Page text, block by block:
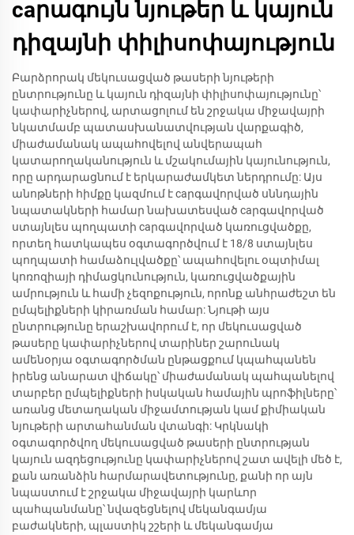
caրագույն նյութեր և կայուն
դիզայնի փիլիսոփայություն
Բարձրորակ մեկուսացված թասերի նյութերի
ընտրությունը և կայուն դիզայնի փիլիսոփայությունը՝
կափարիչներով, արտացոլում են շրջակա միջավայրի
նկատմամբ պատասխանատվության վարքագիծ,
միաժամանակ ապահովելով անվերապահ
կատարողականություն և մշակումային կայունություն,
որը արդարացնում է երկարաժամկետ ներդրումը: Այս
անոթների հիմքը կազմում է caրգավորված սննդային
նպատակների համար նախատեսված caրգավորված
ստայնլես պողպատի caրգավորված կառուցվածքը,
որտեղ հատկապես օգտագործվում է 18/8 ստայնլես
պողպատի համաձուլվածքը՝ ապահովելու օպտիմալ
կոռոզիայի դիմացկունություն, կառուցվածքային
ամրություն և համի չեզոքություն, որոնք անհրաժեշտ են
ըմպելիքների կիրառման համար: Նյութի այս
ընտրությունը երաշխավորում է, որ մեկուսացված
թասերը կափարիչներով տարիներ շարունակ
ամենօրյա օգտագործման ընթացքում կպահպանեն
իրենց անարատ վիճակը՝ միաժամանակ պահպանելով
տարբեր ըմպելիքների իսկական համային պրոֆիլները՝
առանց մետաղական միջամտության կամ քիմիական
նյութերի արտահանման վտանգի: Կրկնակի
օգտագործվող մեկուսացված թասերի ընտրության
կայուն ազդեցությունը կափարիչներով շատ ավելի մեծ է,
քան առանձին հարմարավետությունը, քանի որ այն
նպաստում է շրջակա միջավայրի կարևոր
պահպանմանը՝ նվազեցնելով մեկանգամյա
բաժակների, պլաստիկ շշերի և մեկանգամյա